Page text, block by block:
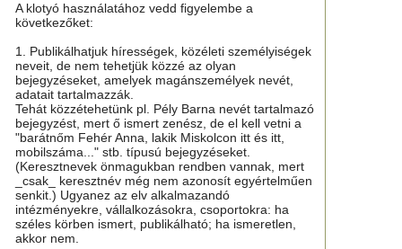
A klotyó használatához vedd figyelembe a
következőket:
1. Publikálhatjuk hírességek, közéleti személyiségek
neveit, de nem tehetjük közzé az olyan
bejegyzéseket, amelyek magánszemélyek nevét,
adatait tartalmazzák.
Tehát közzétehetünk pl. Pély Barna nevét tartalmazó
bejegyzést, mert ő ismert zenész, de el kell vetni a
"barátnőm Fehér Anna, lakik Miskolcon itt és itt,
mobilszáma..." stb. típusú bejegyzéseket.
(Keresztnevek önmagukban rendben vannak, mert
_csak_ keresztnév még nem azonosít egyértelműen
senkit.) Ugyanez az elv alkalmazandó
intézményekre, vállalkozásokra, csoportokra: ha
széles körben ismert, publikálható; ha ismeretlen,
akkor nem.